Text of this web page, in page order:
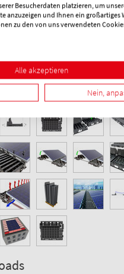
Besucherdaten platzieren, um
anzuzeigen und Ihnen ein großartiges
zu den von uns verwendeten
Alle akzeptieren
Nein,